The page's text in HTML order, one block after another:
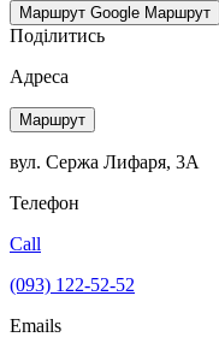
Маршрут Google Маршрут
Поділитись
Адреса
Маршрут
вул. Сержа Лифаря, 3А
Телефон
Call
(093) 122-52-52
Emails